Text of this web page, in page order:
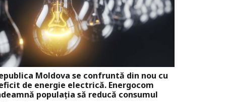
Moldova se confruntă din nou cu
de energie electrică. Energocom
populația să reducă consumul